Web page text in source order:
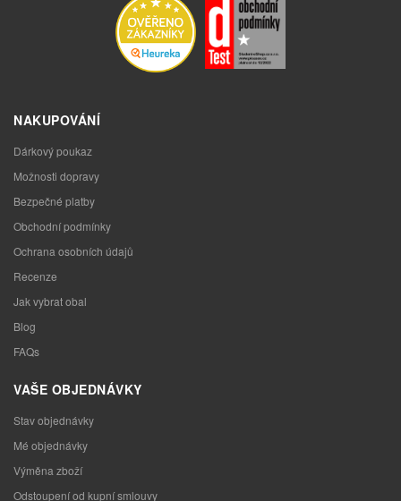
NAKUPOVÁNÍ
Dárkový poukaz
Možnosti dopravy
Bezpečné platby
Obchodní podmínky
Ochrana osobních údajů
Recenze
Jak vybrat obal
Blog
FAQs
VAŠE OBJEDNÁVKY
Stav objednávky
Mé objednávky
Výměna zboží
Odstoupení od kupní smlouvy